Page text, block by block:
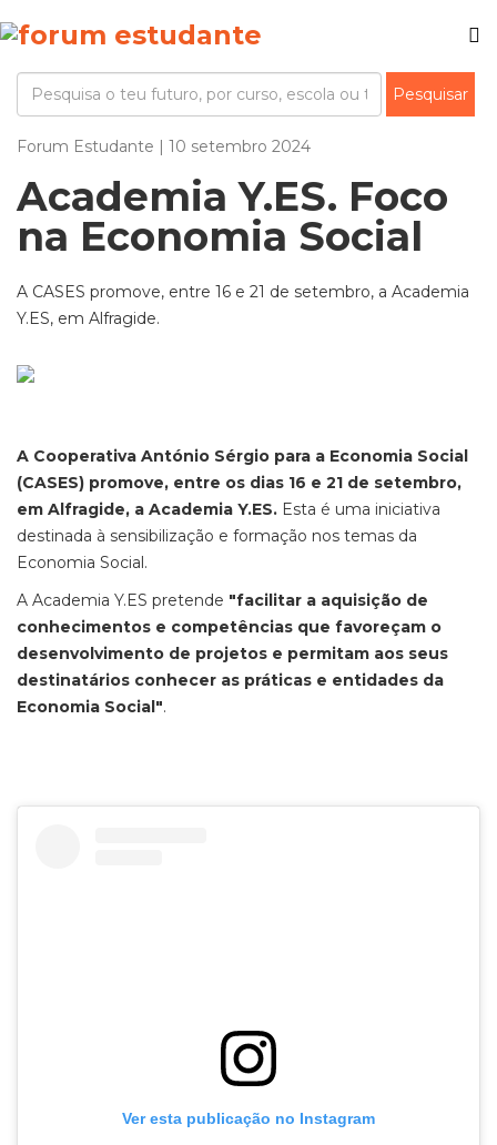
Forum Estudante | 10 setembro 2024
Academia Y.ES. Foco
na Economia Social
A CASES promove, entre 16 e 21 de setembro, a Academia
Y.ES, em Alfragide.
A Cooperativa António Sérgio para a Economia Social
(CASES) promove, entre os dias 16 e 21 de setembro,
em Alfragide, a Academia Y.ES. Esta é uma iniciativa
destinada à sensibilização e formação nos temas da
Economia Social.
A Academia Y.ES pretende "facilitar a aquisição de
conhecimentos e competências que favoreçam o
desenvolvimento de projetos e permitam aos seus
destinatários conhecer as práticas e entidades da
Economia Social".
Ver esta publicação no Instagram